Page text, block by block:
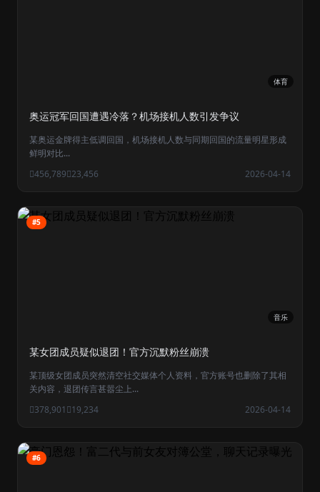
体育
奥运冠军回国遭遇冷落？机场接机人数引发争议
某奥运金牌得主低调回国，机场接机人数与同期回国的流量明星形成
鲜明对比...
456,789 23,456 2026-04-14
#5
音乐
某女团成员疑似退团！官方沉默粉丝崩溃
某顶级女团成员突然清空社交媒体个人资料，官方账号也删除了其相
关内容，退团传言甚嚣尘上...
378,901
19,234 2026-04-14
#6